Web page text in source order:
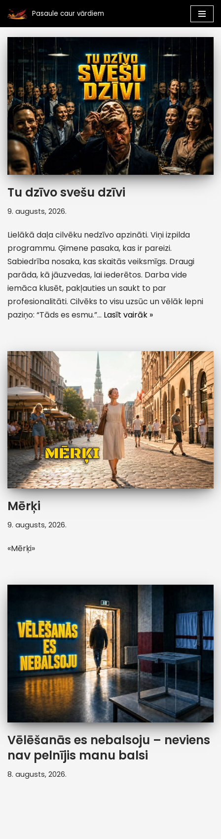
Skip
to
content
Pasaule caur vārdiem
Tu dzīvo svešu dzīvi
9. augusts, 2026.
Lielākā daļa cilvēku nedzīvo apzināti. Viņi izpilda
programmu. Ģimene pasaka, kas ir pareizi.
Sabiedrība nosaka, kas skaitās veiksmīgs. Draugi
parāda, kā jāuzvedas, lai iederētos. Darba vide
iemāca klusēt, pakļauties un saukt to par
profesionalitāti. Cilvēks to visu uzsūc un vēlāk lepni
paziņo: “Tāds es esmu.”… Lasīt vairāk »
Mērķi
9. augusts, 2026.
«Mērķi»
Vēlēšanās es nebalsoju – neviens
nav pelnījis manu balsi
8. augusts, 2026.